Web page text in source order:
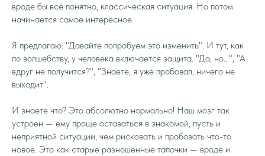
вроде бы всё понятно, классическая ситуация. Но потом
начинается самое интересное.
Я предлагаю: "Давайте попробуем это изменить". И тут, как
по волшебству, у человека включается защита. "Да, но...", "А
вдруг не получится?", "Знаете, я уже пробовал, ничего не
выходит".
И знаете что? Это абсолютно нормально! Наш мозг так
устроен — ему проще оставаться в знакомой, пусть и
неприятной ситуации, чем рисковать и пробовать что-то
новое. Это как старые разношенные тапочки — вроде и